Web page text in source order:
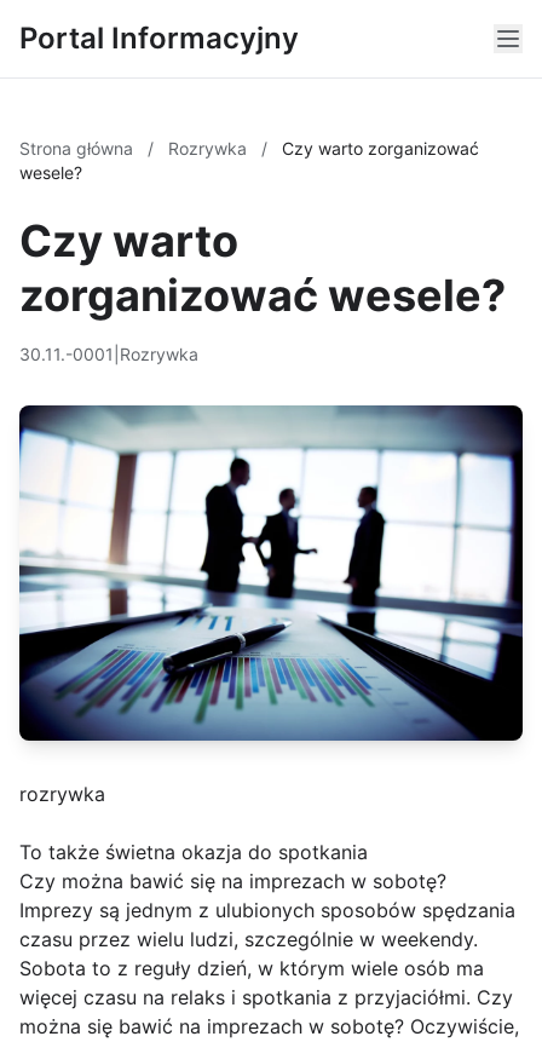
Portal Informacyjny
Strona główna / Rozrywka /
Czy warto zorganizować
wesele?
Czy warto
zorganizować wesele?
30.11.-0001 Rozrywka
rozrywka
To także świetna okazja do spotkania
Czy można bawić się na imprezach w sobotę?
Imprezy są jednym z ulubionych sposobów spędzania
czasu przez wielu ludzi, szczególnie w weekendy.
Sobota to z reguły dzień, w którym wiele osób ma
więcej czasu na relaks i spotkania z przyjaciółmi. Czy
można się bawić na imprezach w sobotę? Oczywiście,